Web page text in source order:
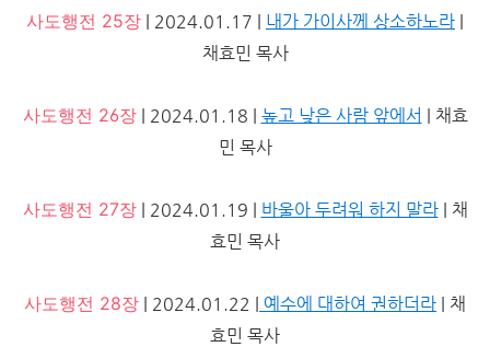
사도행전 25장 | 2024.01.17 | 내가 가이사께 상소하노라 |
채효민 목사
사도행전 26장 | 2024.01.18 | 높고 낮은 사람 앞에서 | 채효
민 목사
사도행전 27장 | 2024.01.19 | 바울아 두려워 하지 말라 | 채
효민 목사
사도행전 28장 | 2024.01.22 | 예수에 대하여 권하더라 | 채
효민 목사